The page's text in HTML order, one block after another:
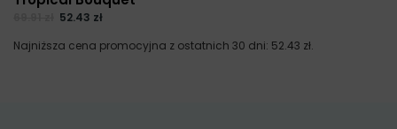
52.43 zł
Najniższa cena promocyjna z ostatnich 30 dni: 52.43 zł.